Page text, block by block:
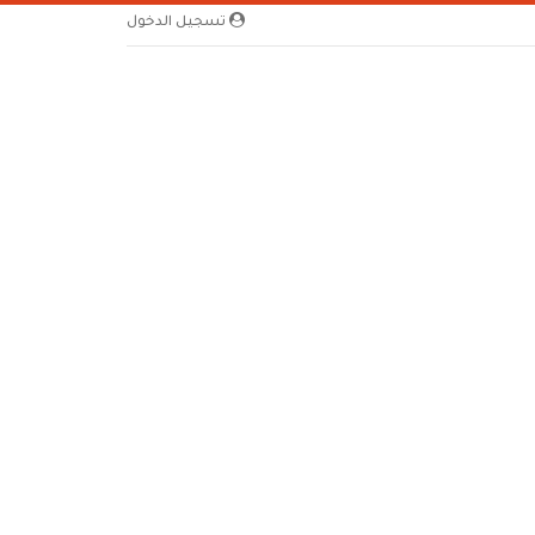
تسجيل الدخول